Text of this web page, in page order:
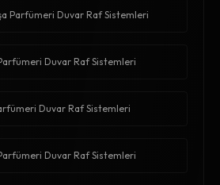
Parfümeri Duvar Raf Sistemleri
Duvar Raf Sistemleri
Duvar Raf Sistemleri
Duvar Raf Sistemleri